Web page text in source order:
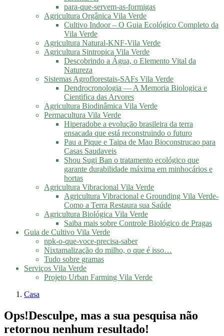
para-que-servem-as-formigas
Agricultura Orgânica Vila Verde
Cultivo Indoor – O Guia Ecológico Completo da
Vila Verde
Agricultura Natural-KNF-Vila Verde
Agricultura Sintropica Vila Verde
Descobrindo a Água, o Elemento Vital da
Natureza
Sistemas Agroflorestais-SAFs Vila Verde
Dendrocronologia — A Memoria Biologica e
Cientifica das Arvores
Agricultura Biodinâmica Vila Verde
Permacultura Vila Verde
Hiperadobe a evolução brasileira da terra
ensacada que está reconstruindo o futuro
Pau a Pique e Taipa de Mao Bioconstrucao para
Casas Saudaveis
Shou Sugi Ban o tratamento ecológico que
garante durabilidade máxima em minhocários e
hortas
Agricultura Vibracional Vila Verde
Agricultura Vibracional e Grounding Vila Verde-
Como a Terra Restaura sua Saúde
Agricultura Biológica Vila Verde
Saiba mais sobre Controle Biológico de Pragas
Guia de Cultivo Vila Verde
npk-o-que-voce-precisa-saber
Nixtamalização do milho, o que é isso…
Tudo sobre gramas
Serviços Vila Verde
Projeto Urban Farming Vila Verde
Casa
Ops!Desculpe, mas a sua pesquisa não
retornou nenhum resultado!